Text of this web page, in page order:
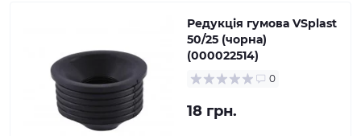
Редукція гумова VSplast
50/25 (чорна)
(000022514)
0
18 грн.